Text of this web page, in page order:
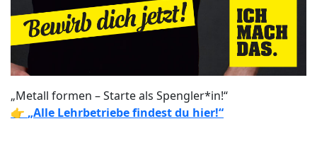
„Metall formen – Starte als Spengler*in!“
👉 „Alle Lehrbetriebe findest du hier!“